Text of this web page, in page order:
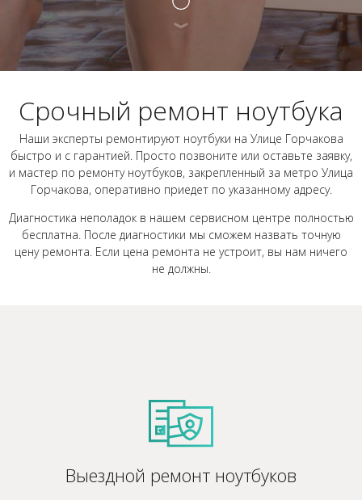
Срочный ремонт ноутбука
Наши эксперты ремонтируют ноутбуки на Улице Горчакова
быстро и с гарантией. Просто позвоните или оставьте заявку,
и мастер по ремонту ноутбуков, закрепленный за метро Улица
Горчакова, оперативно приедет по указанному адресу.
Диагностика неполадок в нашем сервисном центре полностью
бесплатна. После диагностики мы сможем назвать точную
цену ремонта. Если цена ремонта не устроит, вы нам ничего
не должны.
Выездной ремонт ноутбуков